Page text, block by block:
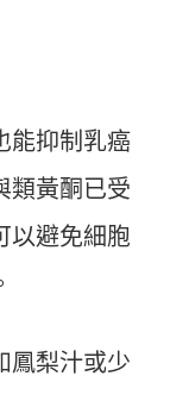
能抑制乳癌
類黃酮已受
以避免細胞
鳳梨汁或少